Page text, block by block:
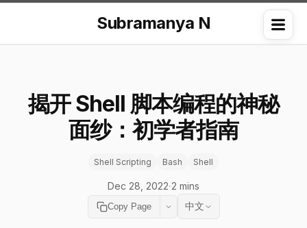
Subramanya N
揭开 Shell 脚本编程的神秘
面纱：初学者指南
Shell Scripting Bash Shell
Dec 28, 2022·2 mins
Copy Page 中文